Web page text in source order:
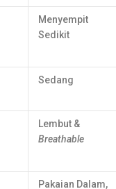
Menyempit
Sedikit
Sedang
Lembut &
Breathable
Pakaian Dalam,